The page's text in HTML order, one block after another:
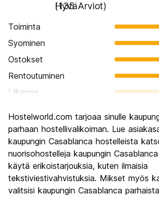
Hyvä
(135 Arviot)
Toiminta
Syominen
Ostokset
Rentoutuminen
Liikenne
Kulttuuri
Yöelämä
Rahanarvoinen
Hostelworld.com tarjoaa sinulle
parhaan hostellivalikoiman. Lue
kaupungin Casablanca hostelleista
nuorisohostelleja kaupungin
käytä erikoistarjouksia, kuten ilmaisia
tekstiviestivahvistuksia. Mikset myös
valitsisi kaupungin Casablanca